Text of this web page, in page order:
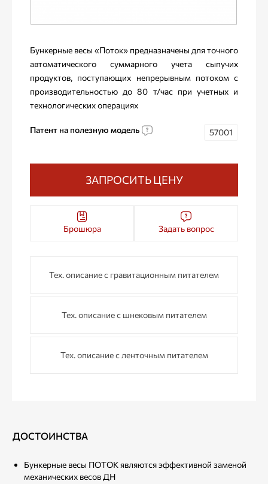
Бункерные весы «Поток» предназначены для точного
автоматического суммарного учета сыпучих
продуктов, поступающих непрерывным потоком с
производительностью до 80 т/час при учетных и
технологических операциях
Патент на полезную модель 57001
Брошюра Задать вопрос
ЗАПРОСИТЬ ЦЕНУ
Тех. описание с гравитационным питателем
Тех. описание с шнековым питателем
Тех. описание с ленточным питателем
ДОСТОИНСТВА
Бункерные весы ПОТОК являются эффективной заменой
механических весов ДН